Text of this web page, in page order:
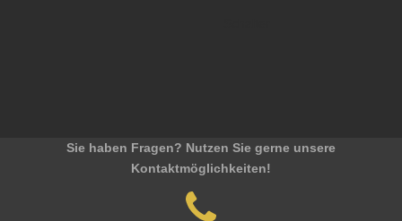
Sie haben Fragen? Nutzen Sie gerne unsere
Kontaktmöglichkeiten!